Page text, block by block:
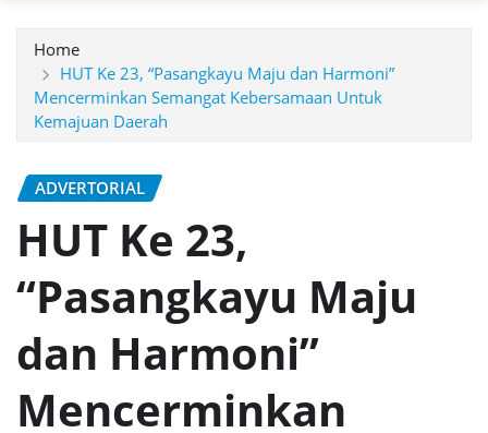
Home
HUT Ke 23, “Pasangkayu Maju dan Harmoni”
Mencerminkan Semangat Kebersamaan Untuk
Kemajuan Daerah
ADVERTORIAL
HUT Ke 23,
“Pasangkayu Maju
dan Harmoni”
Mencerminkan